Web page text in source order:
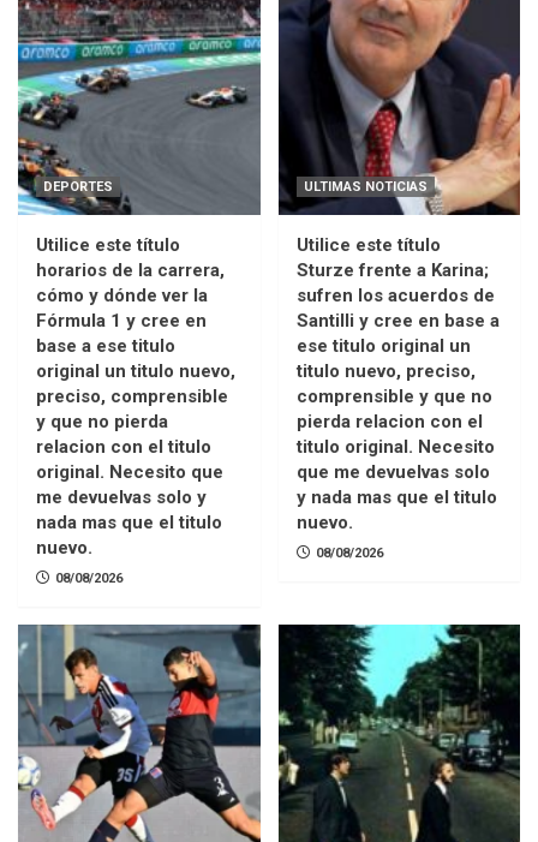
DEPORTES
Utilice este título
horarios de la carrera,
cómo y dónde ver la
Fórmula 1 y cree en
base a ese titulo
original un titulo nuevo,
preciso, comprensible
y que no pierda
relacion con el titulo
original. Necesito que
me devuelvas solo y
nada mas que el titulo
nuevo.
08/08/2026
ULTIMAS NOTICIAS
Utilice este título
Sturze frente a Karina;
sufren los acuerdos de
Santilli y cree en base a
ese titulo original un
titulo nuevo, preciso,
comprensible y que no
pierda relacion con el
titulo original. Necesito
que me devuelvas solo
y nada mas que el titulo
nuevo.
08/08/2026